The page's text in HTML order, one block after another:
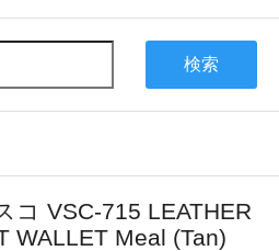
検索
コ VSC-715 LEATHER
WALLET Meal (Tan)